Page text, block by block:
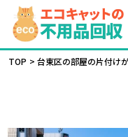
TOP 台東区の部屋の片付け